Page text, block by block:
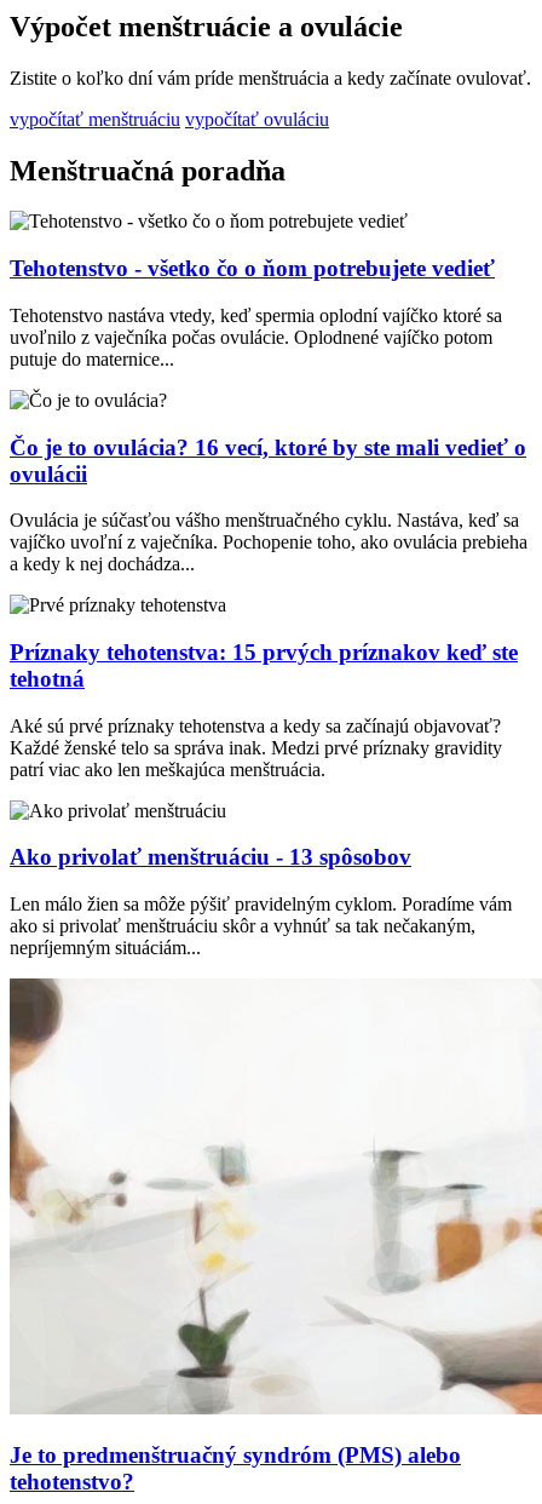
Výpočet menštruácie a ovulácie
Zistite o koľko dní vám príde menštruácia a kedy začínate ovulovať.
vypočítať menštruáciu vypočítať ovuláciu
Menštruačná poradňa
Tehotenstvo - všetko čo o ňom potrebujete vedieť
Tehotenstvo nastáva vtedy, keď spermia oplodní vajíčko ktoré sa
uvoľnilo z vaječníka počas ovulácie. Oplodnené vajíčko potom
putuje do maternice...
Čo je to ovulácia? 16 vecí, ktoré by ste mali vedieť o
ovulácii
Ovulácia je súčasťou vášho menštruačného cyklu. Nastáva, keď sa
vajíčko uvoľní z vaječníka. Pochopenie toho, ako ovulácia prebieha
a kedy k nej dochádza...
Príznaky tehotenstva: 15 prvých príznakov keď ste
tehotná
Aké sú prvé príznaky tehotenstva a kedy sa začínajú objavovať?
Každé ženské telo sa správa inak. Medzi prvé príznaky gravidity
patrí viac ako len meškajúca menštruácia.
Ako privolať menštruáciu - 13 spôsobov
Len málo žien sa môže pýšiť pravidelným cyklom. Poradíme vám
ako si privolať menštruáciu skôr a vyhnúť sa tak nečakaným,
nepríjemným situáciám...
Je to predmenštruačný syndróm (PMS) alebo
tehotenstvo?